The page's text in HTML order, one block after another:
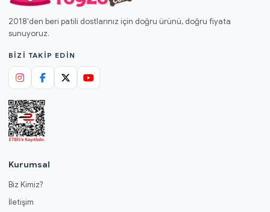
2018'den beri patili dostlarınız için doğru ürünü, doğru fiyata
sunuyoruz.
BIZI TAKIP EDIN
Kurumsal
Biz Kimiz?
İletişim